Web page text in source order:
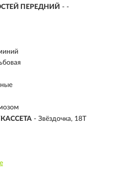
ПЕРЕДНИЙ - -
- Звёздочка, 18Т